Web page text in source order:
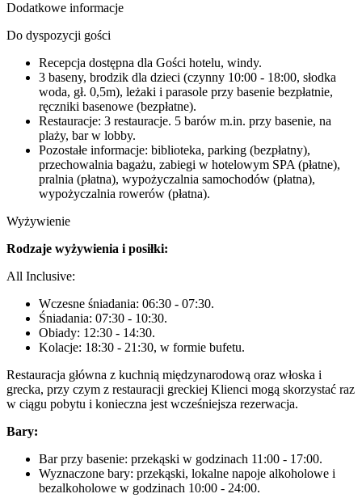
Dodatkowe informacje
Do dyspozycji gości
Recepcja dostępna dla Gości hotelu, windy.
3 baseny, brodzik dla dzieci (czynny 10:00 - 18:00, słodka
woda, gł. 0,5m), leżaki i parasole przy basenie bezpłatnie,
ręczniki basenowe (bezpłatne).
Restauracje: 3 restauracje. 5 barów m.in. przy basenie, na
plaży, bar w lobby.
Pozostałe informacje: biblioteka, parking (bezpłatny),
przechowalnia bagażu, zabiegi w hotelowym SPA (płatne),
pralnia (płatna), wypożyczalnia samochodów (płatna),
wypożyczalnia rowerów (płatna).
Wyżywienie
Rodzaje wyżywienia i posiłki:
All Inclusive:
Wczesne śniadania: 06:30 - 07:30.
Śniadania: 07:30 - 10:30.
Obiady: 12:30 - 14:30.
Kolacje: 18:30 - 21:30, w formie bufetu.
Restauracja główna z kuchnią międzynarodową oraz włoska i
grecka, przy czym z restauracji greckiej Klienci mogą skorzystać raz
w ciągu pobytu i konieczna jest wcześniejsza rezerwacja.
Bary:
Bar przy basenie: przekąski w godzinach 11:00 - 17:00.
Wyznaczone bary: przekąski, lokalne napoje alkoholowe i
bezalkoholowe w godzinach 10:00 - 24:00.